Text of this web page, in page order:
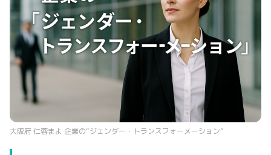
大阪府 仁蓉まよ 企業の“ジェンダー・トランスフォーメーション”